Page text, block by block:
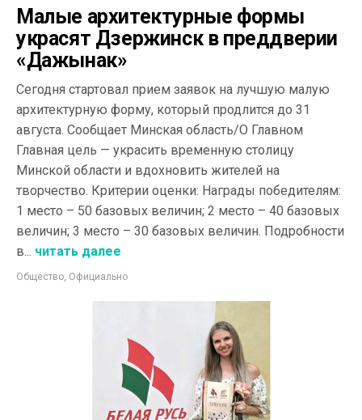
Малые архитектурные формы
украсят Дзержинск в преддверии
«Дажынак»
Сегодня стартовал прием заявок на лучшую малую
архитектурную форму, который продлится до 31
августа. Сообщает Минская область/О Главном
Главная цель — украсить временную столицу
Минской области и вдохновить жителей на
творчество. Критерии оценки: Награды победителям:
1 место – 50 базовых величин; 2 место – 40 базовых
величин; 3 место – 30 базовых величин. Подробности
в... читать далее
Общество, Официально